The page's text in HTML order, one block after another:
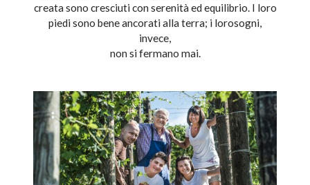
creata sono cresciuti con serenità ed equilibrio. I loro
piedi sono bene ancorati alla terra; i lorosogni,
invece,
non si fermano mai.